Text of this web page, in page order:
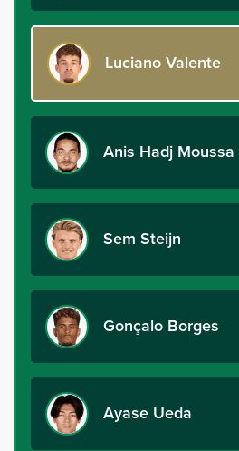
Luciano Valente
Anis Hadj Moussa
Sem Steijn
Gonçalo Borges
Ayase Ueda